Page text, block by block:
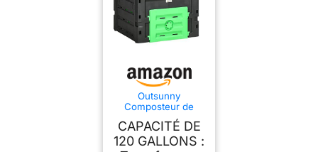
Outsunny
Composteur de
Jardin 450 L Bac
Composteur 80
Aérations Noir
CAPACITÉ DE
120 GALLONS :